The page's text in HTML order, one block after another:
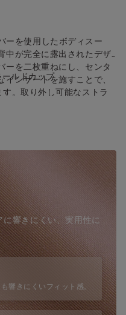
ーを使用したボディスー
中が完全に露出されたデザ
ーを二枚重ねにし、センタ
ンサートを施すことで、
。取り外し可能なストラ
好みの位置のループに通し
能です。徐々に厚みを増
。多用途でグラマラスなデ
ップの下に着用するのはも
て単独でも完璧に着こなせ
ールドカップ
ラップ
プセット付き
/ 85B / 42B サイズを着
響きにくい、実用性に
響きにくいフィット感。